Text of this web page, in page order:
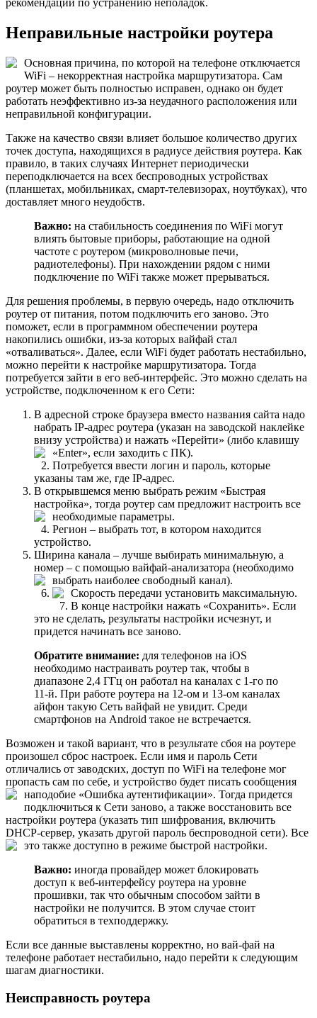
рекомендации по устранению неполадок.
Неправильные настройки роутера
Основная причина, по которой на телефоне отключается
WiFi – некорректная настройка маршрутизатора. Сам
роутер может быть полностью исправен, однако он будет
работать неэффективно из-за неудачного расположения или
неправильной конфигурации.
Также на качество связи влияет большое количество других
точек доступа, находящихся в радиусе действия роутера. Как
правило, в таких случаях Интернет периодически
переподключается на всех беспроводных устройствах
(планшетах, мобильниках, смарт-телевизорах, ноутбуках), что
доставляет много неудобств.
Важно: на стабильность соединения по WiFi могут
влиять бытовые приборы, работающие на одной
частоте с роутером (микроволновые печи,
радиотелефоны). При нахождении рядом с ними
подключение по WiFi также может прерываться.
Для решения проблемы, в первую очередь, надо отключить
роутер от питания, потом подключить его заново. Это
поможет, если в программном обеспечении роутера
накопились ошибки, из-за которых вайфай стал
«отваливаться». Далее, если WiFi будет работать нестабильно,
можно перейти к настройке маршрутизатора. Тогда
потребуется зайти в его веб-интерфейс. Это можно сделать на
устройстве, подключенном к его Сети:
В адресной строке браузера вместо названия сайта надо
набрать IP-адрес роутера (указан на заводской наклейке
внизу устройства) и нажать «Перейти» (либо клавишу
«Enter», если заходить с ПК).
Потребуется ввести логин и пароль, которые
указаны там же, где IP-адрес.
В открывшемся меню выбрать режим «Быстрая
настройка», тогда роутер сам предложит настроить все
необходимые параметры.
Регион – выбрать тот, в котором находится
устройство.
Ширина канала – лучше выбирать минимальную, а
номер – с помощью вайфай-анализатора (необходимо
выбрать наиболее свободный канал).
Скорость передачи установить максимальную.
В конце настройки нажать «Сохранить». Если
это не сделать, результаты настройки исчезнут, и
придется начинать все заново.
Обратите внимание: для телефонов на iOS
необходимо настраивать роутер так, чтобы в
диапазоне 2,4 ГГц он работал на каналах с 1-го по
11-й. При работе роутера на 12-ом и 13-ом каналах
айфон такую Сеть вайфай не увидит. Среди
смартфонов на Android такое не встречается.
Возможен и такой вариант, что в результате сбоя на роутере
произошел сброс настроек. Если имя и пароль Сети
отличались от заводских, доступ по WiFi на телефоне мог
пропасть сам по себе, и устройство будет писать сообщения
наподобие «Ошибка аутентификации». Тогда придется
подключиться к Сети заново, а также восстановить все
настройки роутера (указать тип шифрования, включить
DHCP-сервер, указать другой пароль беспроводной сети). Все
это также доступно в режиме быстрой настройки.
Важно: иногда провайдер может блокировать
доступ к веб-интерфейсу роутера на уровне
прошивки, так что обычным способом зайти в
настройки не получится. В этом случае стоит
обратиться в техподдержку.
Если все данные выставлены корректно, но вай-фай на
телефоне работает нестабильно, надо перейти к следующим
шагам диагностики.
Неисправность роутера